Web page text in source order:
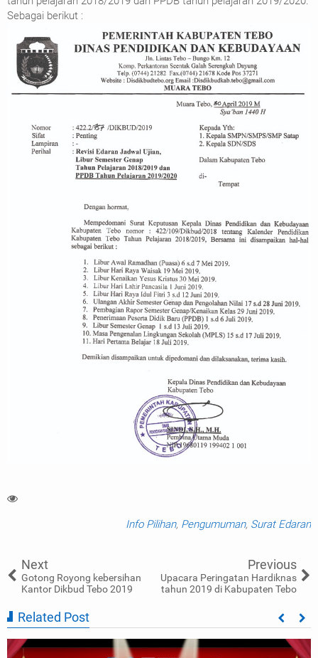
Sebagai berikut :
Info Pilihan, Pengumuman, Surat Edaran
Next
Gotong Royong kebersihan
Kantor Dikbud Tebo 2019
Previous
Upacara Peringatan Hardiknas
tahun 2019 di Kabupaten Tebo
Related Post